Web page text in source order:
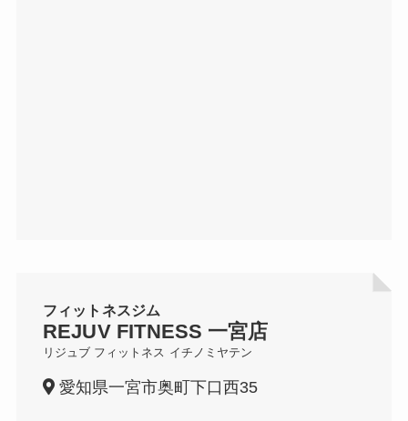
フィットネスジム
REJUV FITNESS 一宮店
リジュブ フィットネス イチノミヤテン
愛知県一宮市奥町下口西35